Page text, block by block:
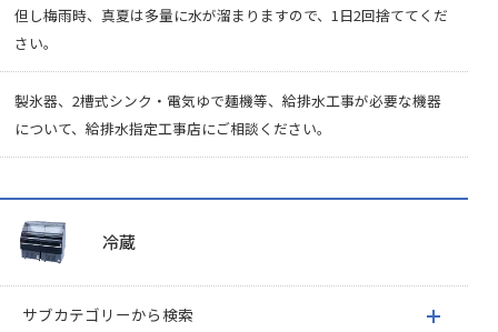
冷蔵
サブカテゴリーから検索
但し梅雨時、真夏は多量に水が溜まりますので、1日2回捨ててくだ
さい。
製氷器、2槽式シンク・電気ゆで麺機等、給排水工事が必要な機器
について、給排水指定工事店にご相談ください。